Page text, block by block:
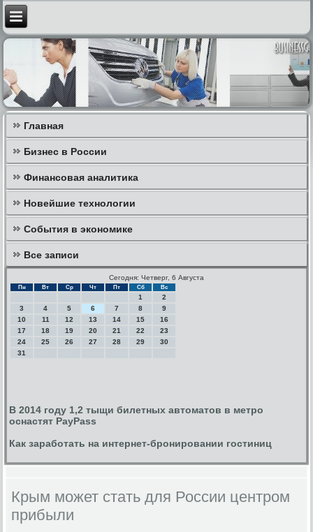
Главная
Бизнес в России
Финансовая аналитика
Новейшие технологии
События в экономике
Все записи
Сегодня: Четверг, 6 Августа
Пн Вт Ср Чт Пт Сб Вс
1
2
3
4 5 6 7 8
9
10
11 12 13 14 15
16
17
18 19 20 21 22
23
24
25 26 27 28 29
30
31
В 2014 году 1,2 тыщи билетных автоматов в метро
оснастят PayPass
Как заработать на интернет-бронировании гостиниц
Крым может стать для России центром
прибыли